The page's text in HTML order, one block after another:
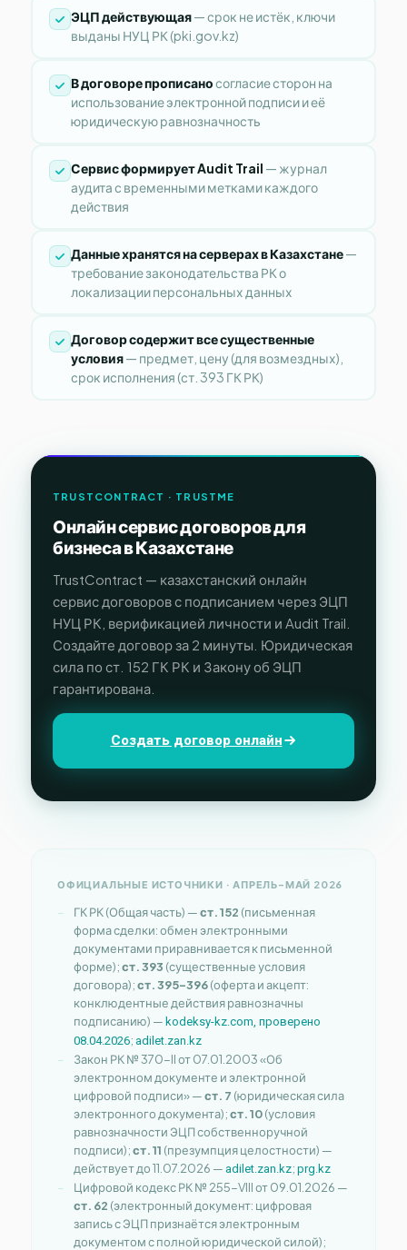
ЭЦП действующая— срок не истёк, ключи
выданы НУЦ РК (pki.gov.kz)
В договоре прописаносогласие сторон на
использование электронной подписи и её
юридическую равнозначность
Сервис формирует Audit Trail — журнал
аудита с временными метками каждого
действия
Данные хранятся на серверах в Казахстане—
требование законодательства РК о
локализации персональных данных
Договор содержит все существенные
условия— предмет, цену (для возмездных),
срок исполнения (ст. 393 ГК РК)
TRUSTCONTRACT · TRUSTME
Онлайн сервис договоров для
бизнеса в Казахстане
TrustContract — казахстанский онлайн
сервис договоров с подписанием через ЭЦП
НУЦ РК, верификацией личности и Audit Trail.
Создайте договор за 2 минуты. Юридическая
сила по ст. 152 ГК РК и Закону об ЭЦП
гарантирована.
Создать договор онлайн
ОФИЦИАЛЬНЫЕ ИСТОЧНИКИ · АПРЕЛЬ–МАЙ 2026
ГК РК (Общая часть) —ст. 152 (письменная
форма сделки: обмен электронными
документами приравнивается к письменной
форме);ст. 393 (существенные условия
договора);ст. 395–396(оферта и акцепт:
конклюдентные действия равнозначны
подписанию) — kodeksy-kz.com, проверено
08.04.2026; adilet.zan.kz
Закон РК № 370-II от 07.01.2003 «Об
электронном документе и электронной
цифровой подписи» —ст. 7 (юридическая сила
электронного документа);ст. 10(условия
равнозначности ЭЦП собственноручной
подписи);ст. 11 (презумпция целостности) —
действует до 11.07.2026 — adilet.zan.kz; prg.kz
Цифровой кодекс РК № 255-VIII от 09.01.2026 —
ст. 62 (электронный документ: цифровая
запись с ЭЦП признаётся электронным
документом с полной юридической силой);